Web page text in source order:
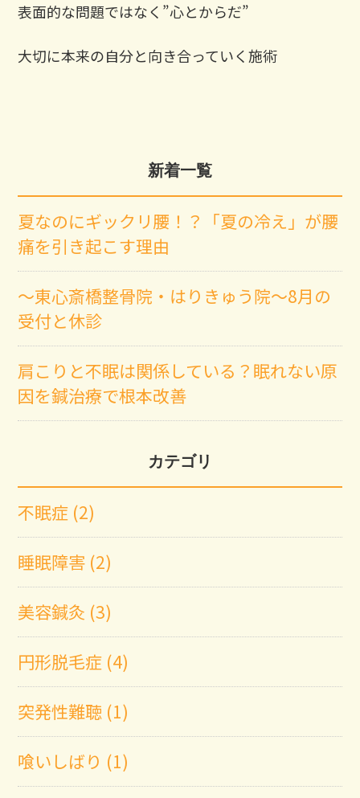
表面的な問題ではなく”心とからだ”
大切に本来の自分と向き合っていく施術
新着一覧
夏なのにギックリ腰！？「夏の冷え」が腰
痛を引き起こす理由
～東心斎橋整骨院・はりきゅう院～8月の
受付と休診
肩こりと不眠は関係している？眠れない原
因を鍼治療で根本改善
カテゴリ
不眠症 (2)
睡眠障害 (2)
美容鍼灸 (3)
円形脱毛症 (4)
突発性難聴 (1)
喰いしばり (1)